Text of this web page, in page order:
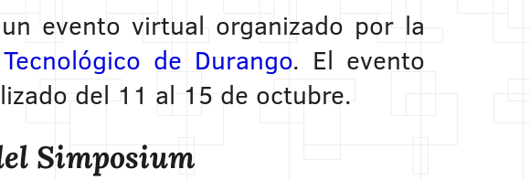
evento virtual organizado por la
de Durango. El evento
del 11 al 15 de octubre.
Simposium